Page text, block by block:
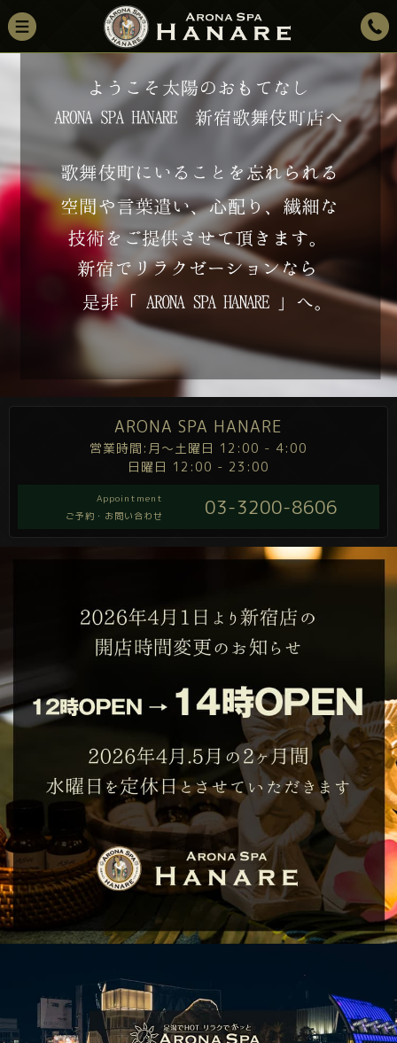
ARONA SPA HANARE
営業時間:月～土曜日 12:00 - 4:00
日曜日 12:00 - 23:00
Appointment
ご予約・お問い合わせ
03-3200-8606